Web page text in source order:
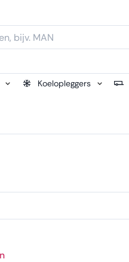
Koelopleggers